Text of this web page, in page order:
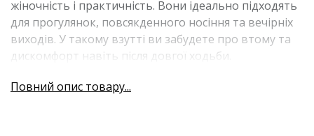
жіночність і практичність. Вони ідеально підходять
для прогулянок, повсякденного носіння та вечірніх
виходів. У такому взутті ви забудете про втому та
дискомфорт навіть після довгої ходьби.
Сандалі FashionDeluxe дбають про комфорт і
Повний опис товару...